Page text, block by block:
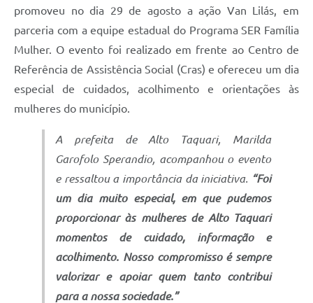
promoveu no dia 29 de agosto a ação Van Lilás, em
parceria com a equipe estadual do Programa SER Família
Mulher. O evento foi realizado em frente ao Centro de
Referência de Assistência Social (Cras) e ofereceu um dia
especial de cuidados, acolhimento e orientações às
mulheres do município.
A prefeita de Alto Taquari, Marilda
Garofolo Sperandio, acompanhou o evento
e ressaltou a importância da iniciativa.
“Foi
um dia muito especial, em que pudemos
proporcionar às mulheres de Alto Taquari
momentos de cuidado, informação e
acolhimento. Nosso compromisso é sempre
valorizar e apoiar quem tanto contribui
para a nossa sociedade.”